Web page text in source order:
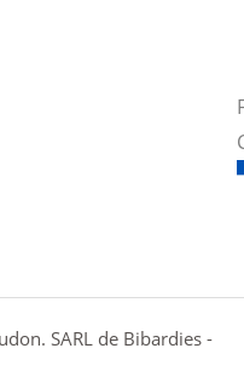
SARL de Bibardies -